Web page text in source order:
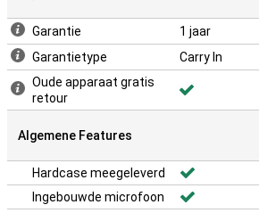
Garantie
1 jaar
Garantietype
Carry In
Oude apparaat gratis
retour
Algemene Features
Hardcase meegeleverd
Ingebouwde microfoon